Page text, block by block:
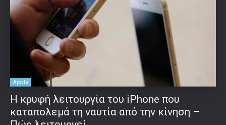
Apple
Η κρυφή λειτουργία του iPhone που
καταπολεμά τη ναυτία από την κίνηση –